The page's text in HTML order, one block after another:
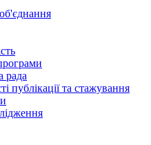
рада
публікації та стажування